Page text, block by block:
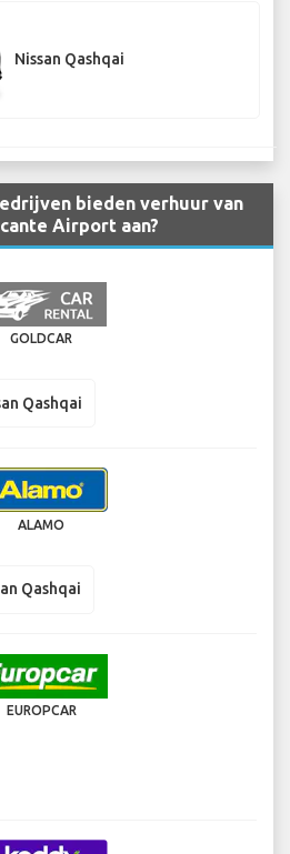
Nissan Qashqai
bieden verhuur van
Airport aan?
GOLDCAR
Qashqai
ALAMO
Qashqai
EUROPCAR